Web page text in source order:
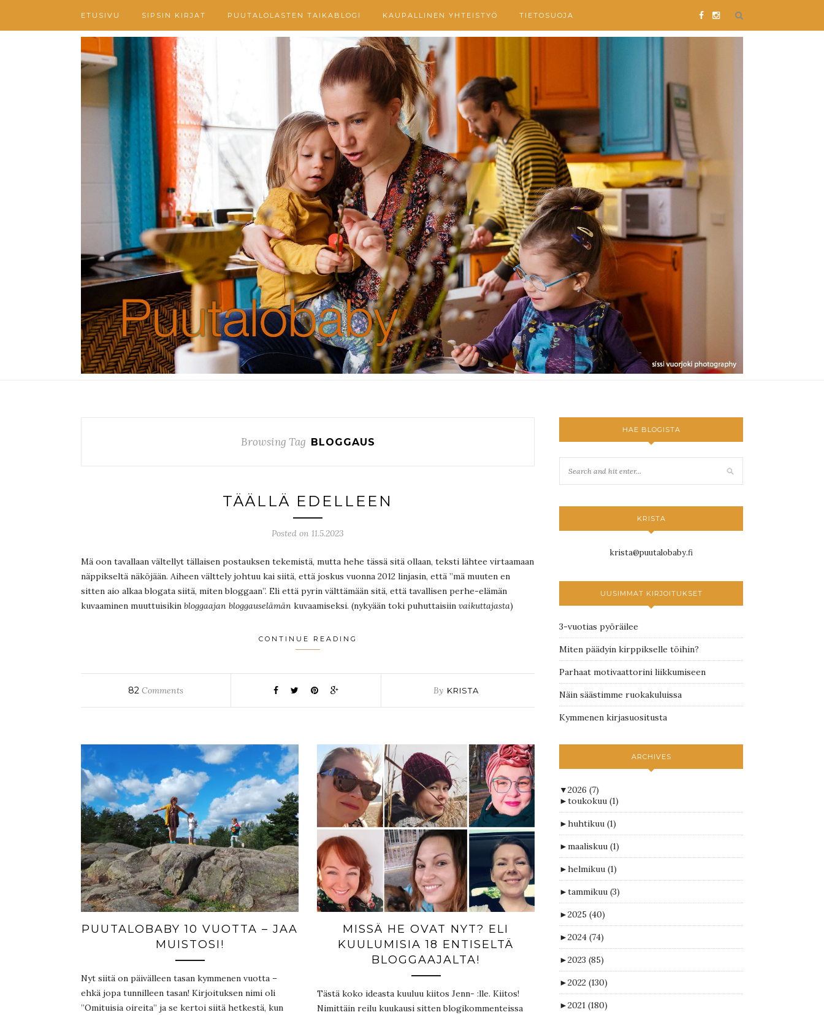
ETUSIVU SIPSIN KIRJAT PUUTALOLASTEN TAIKABLOGI KAUPALLINEN YHTEISTYÖ TIETOSUOJA
Browsing Tag BLOGGAUS
TÄÄLLÄ EDELLEEN
Posted on 11.5.2023
Mä oon tavallaan vältellyt tällaisen postauksen tekemistä, mutta hehe tässä sitä ollaan, teksti lähtee virtaamaan
näppikseltä näköjään. Aiheen välttely johtuu kai siitä, että joskus vuonna 2012 linjasin, että ”mä muuten en
sitten aio alkaa blogata siitä, miten bloggaan”. Eli että pyrin välttämään sitä, että tavallisen perhe-elämän
kuvaaminen muuttuisikin bloggaajan bloggauselämän kuvaamiseksi. (nykyään toki puhuttaisiin vaikuttajasta)
CONTINUE READING
82 Comments By KRISTA
PUUTALOBABY 10 VUOTTA – JAA
MUISTOSI!
Nyt siitä on päivälleen tasan kymmenen vuotta –
ehkä jopa tunnilleen tasan! Kirjoituksen nimi oli
”Omituisia oireita” ja se kertoi siitä hetkestä, kun
MISSÄ HE OVAT NYT? ELI
KUULUMISIA 18 ENTISELTÄ
BLOGGAAJALTA!
Tästä koko ideasta kuuluu kiitos Jenn- :lle. Kiitos!
Nimittäin reilu kuukausi sitten blogikommenteissa
HAE BLOGISTA
KRISTA
krista@puutalobaby.fi
UUSIMMAT KIRJOITUKSET
3-vuotias pyöräilee
Miten päädyin kirppikselle töihin?
Parhaat motivaattorini liikkumiseen
Näin säästimme ruokakuluissa
Kymmenen kirjasuositusta
ARCHIVES
▼2026 (7)
►toukokuu (1)
►huhtikuu (1)
►maaliskuu (1)
►helmikuu (1)
►tammikuu (3)
►2025 (40)
►2024 (74)
►2023 (85)
►2022 (130)
►2021 (180)